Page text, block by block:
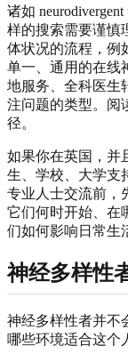
诸如 neurodivergent
样的搜索需要谨慎
体状况的流程，例
单一、通用的在线
地服务、全科医生
注问题的类型。阅
径。
如果你在英国，并
生、学校、大学支
专业人士交流前，
它们何时开始、在
们如何影响日常生
神经多样性
神经多样性者并不
哪些环境适合这个